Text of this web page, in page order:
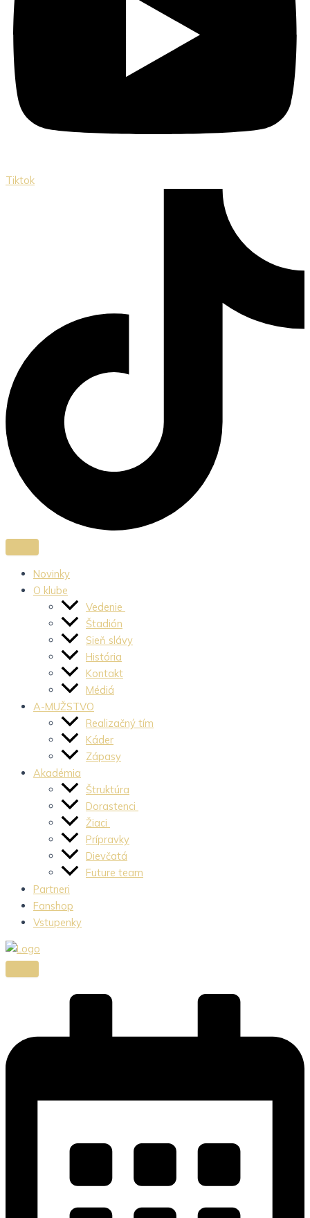
Tiktok
Novinky
O klube
Vedenie
Štadión
Sieň slávy
História
Kontakt
Médiá
A-MUŽSTVO
Realizačný tím
Káder
Zápasy
Akadémia
Štruktúra
Dorastenci
Žiaci
Prípravky
Dievčatá
Future team
Partneri
Fanshop
Vstupenky